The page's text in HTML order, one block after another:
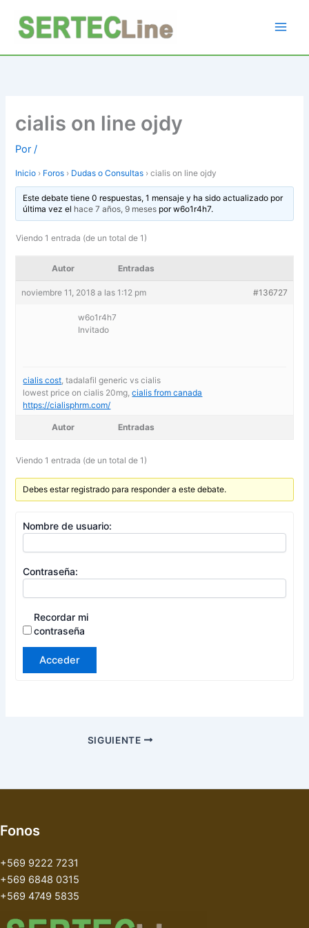
contenido
cialis on line ojdy
Por/
Inicio › Foros › Dudas o Consultas › cialis on line ojdy
Este debate tiene 0 respuestas, 1 mensaje y ha sido actualizado por
última vez el hace 7 años, 9 mesesporw6o1r4h7.
Viendo 1 entrada (de un total de 1)
Autor Entradas
noviembre 11, 2018 a las 1:12 pm #136727
w6o1r4h7
Invitado
cialis cost , tadalafil generic vs cialis
lowest price on cialis 20mg,cialis from canada
https://cialisphrm.com/
Autor Entradas
Viendo 1 entrada (de un total de 1)
Debes estar registrado para responder a este debate.
Nombre de usuario:
Contraseña:
Recordar mi
contraseña
Acceder
SIGUIENTE
Fonos
+569 9222 7231
+569 6848 0315
+569 4749 5835